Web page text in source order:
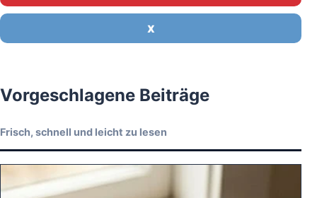
X
Vorgeschlagene Beiträge
Frisch, schnell und leicht zu lesen